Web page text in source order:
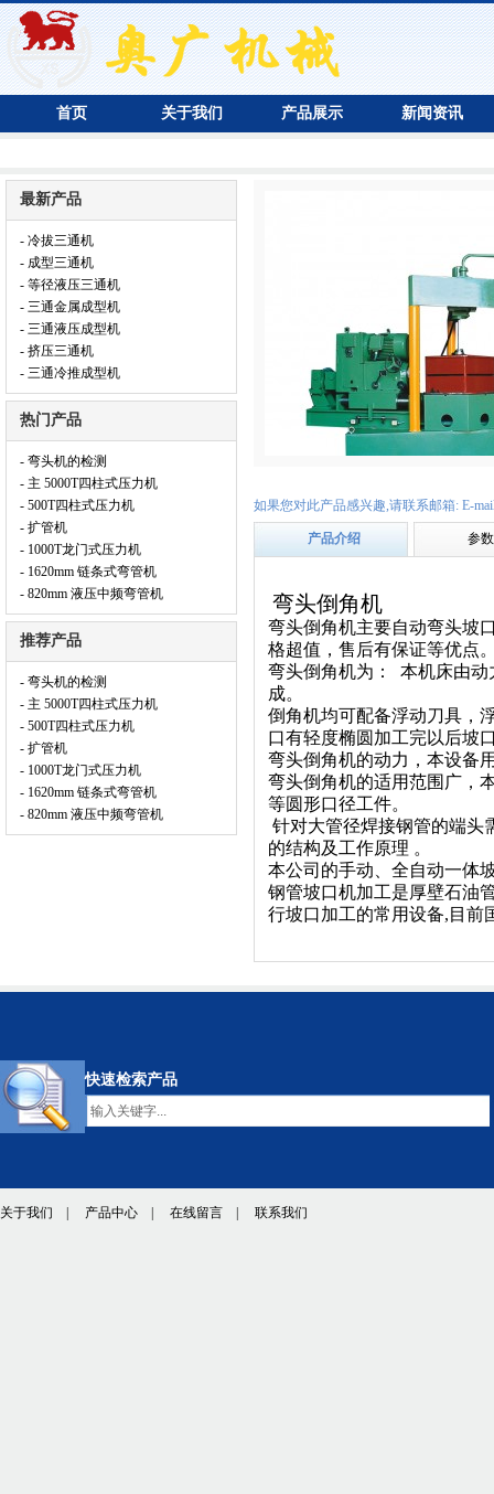
首页 关于我们 产品展示 新闻资讯
最新产品
- 冷拔三通机
- 成型三通机
- 等径液压三通机
- 三通金属成型机
- 三通液压成型机
- 挤压三通机
- 三通冷推成型机
热门产品
- 弯头机的检测
- 主 5000T四柱式压力机
- 500T四柱式压力机
- 扩管机
- 1000T龙门式压力机
- 1620mm 链条式弯管机
- 820mm 液压中频弯管机
推荐产品
- 弯头机的检测
- 主 5000T四柱式压力机
- 500T四柱式压力机
- 扩管机
- 1000T龙门式压力机
- 1620mm 链条式弯管机
- 820mm 液压中频弯管机
如果您对此产品感兴趣,请联系邮箱: E-
产品介绍 参
弯头倒角机
弯头倒角机主要自动弯头坡
格超值，售后有保证等优点
弯头倒角机为： 本机床由动
成。
倒角机均可配备浮动刀具，
口有轻度椭圆加工完以后坡
弯头倒角机的动力，本设备
弯头倒角机的适用范围广，
等圆形口径工件。
针对大管径焊接钢管的端头
的结构及工作原理 。
本公司的手动、全自动一体
钢管坡口机加工是厚壁石油
行坡口加工的常用设备,目前
快速检索产品
关于我们 产品中心 在线留言 联系我们